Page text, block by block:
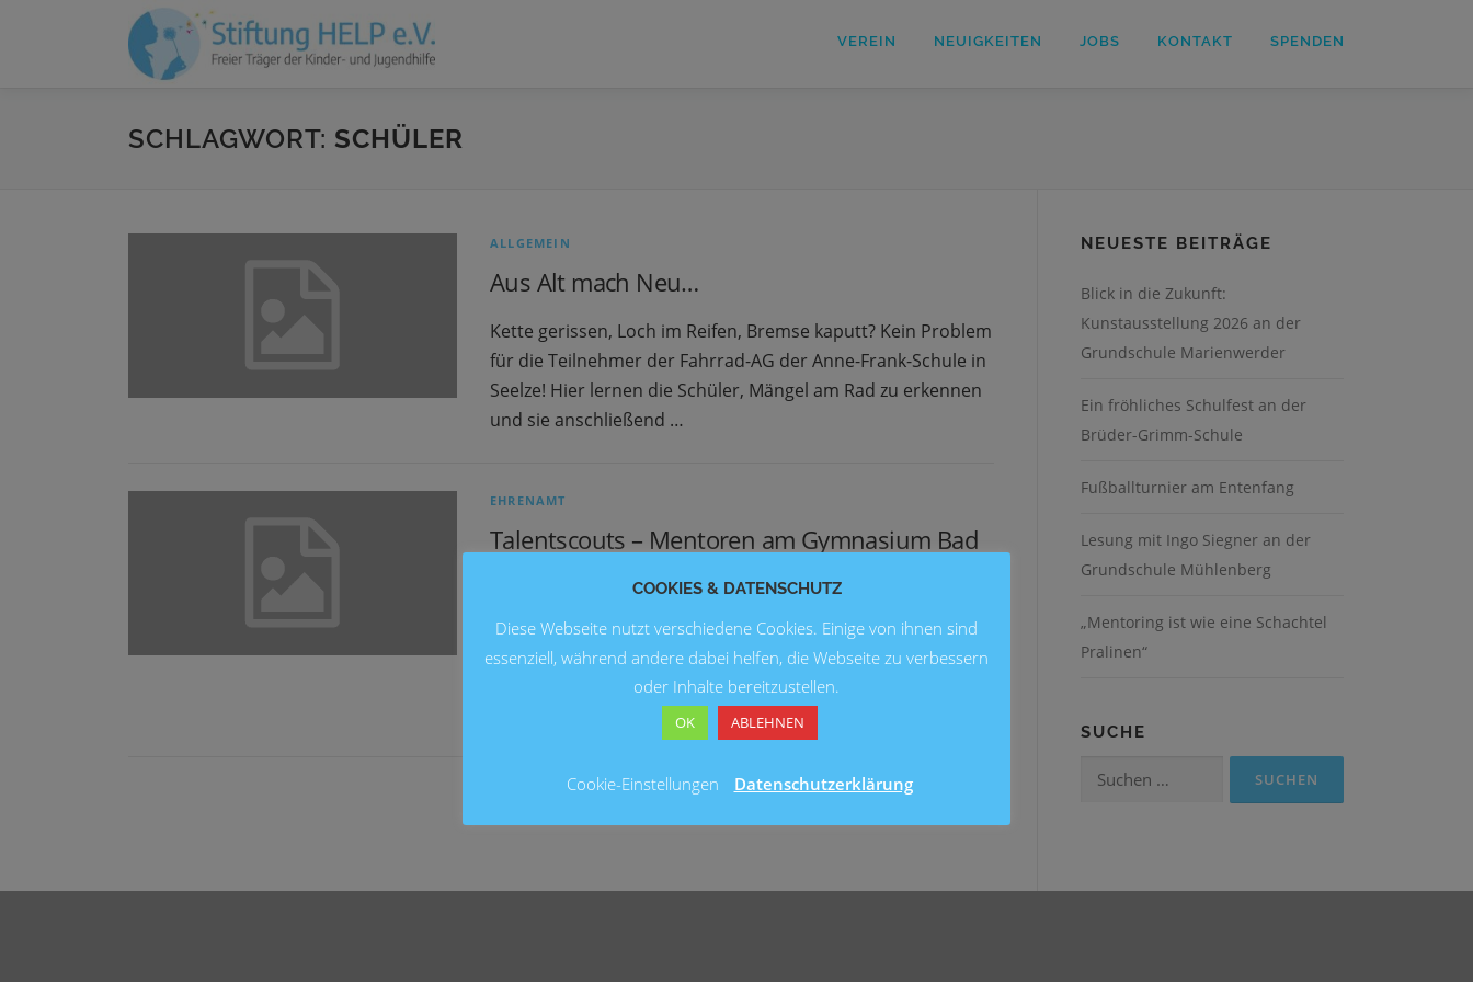
VEREIN NEUIGKEITEN JOBS KONTAKT SPENDEN
SCHLAGWORT: SCHÜLER
ALLGEMEIN
Aus Alt mach Neu…
Kette gerissen, Loch im Reifen, Bremse kaputt? Kein Problem
für die Teilnehmer der Fahrrad-AG der Anne-Frank-Schule in
Seelze! Hier lernen die Schüler, Mängel am Rad zu erkennen
und sie anschließend …
EHRENAMT
Talentscouts – Mentoren am Gymnasium Bad
Im Januar 2016 ging der neu entwickelte Projekt-TAT-ORT der
Talentförderung an den Start. Für die Projektzeitdauer von
fast 1,5 Jahren nehmen sich insgesamt 9 Mentoren ihrer
insgesamt 22 Talente 2015/2016 …
NEUESTE BEITRÄGE
Blick in die Zukunft:
Kunstausstellung 2026 an der
Grundschule Marienwerder
Ein fröhliches Schulfest an der
Brüder-Grimm-Schule
Fußballturnier am Entenfang
Lesung mit Ingo Siegner an der
Grundschule Mühlenberg
„Mentoring ist wie eine Schachtel
Pralinen“
SUCHE
Suchen
COOKIES & DATENSCHUTZ
Diese Webseite nutzt verschiedene Cookies. Einige von ihnen sind
essenziell, während andere dabei helfen, die Webseite zu verbessern
oder Inhalte bereitzustellen.
OK ABLEHNEN
Cookie-Einstellungen Datenschutzerklärung